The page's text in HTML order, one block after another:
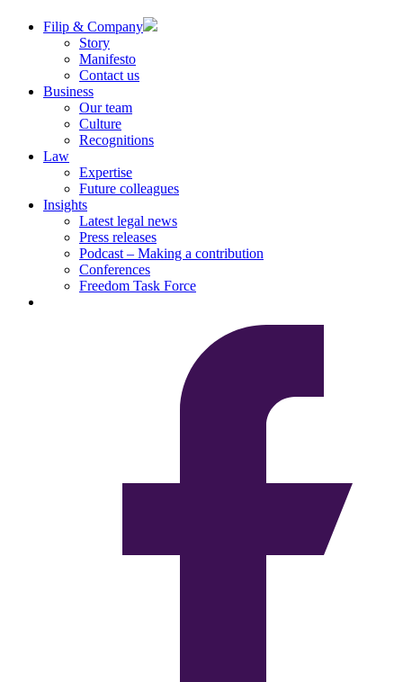
Filip & Company
Story
Manifesto
Contact us
Business
Our team
Culture
Recognitions
Law
Expertise
Future colleagues
Insights
Latest legal news
Press releases
Podcast – Making a contribution
Conferences
Freedom Task Force